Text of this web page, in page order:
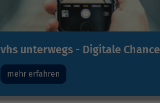
vhs unterwegs - Digitale Chance
mehr erfahren